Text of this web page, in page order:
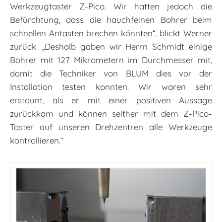
Werkzeugtaster Z-Pico. Wir hatten jedoch die
Befürchtung, dass die hauchfeinen Bohrer beim
schnellen Antasten brechen könnten“, blickt Werner
zurück. „Deshalb gaben wir Herrn Schmidt einige
Bohrer mit 127 Mikrometern im Durchmesser mit,
damit die Techniker von BLUM dies vor der
Installation testen konnten. Wir waren sehr
erstaunt, als er mit einer positiven Aussage
zurückkam und können seither mit dem Z-Pico-
Taster auf unseren Drehzentren alle Werkzeuge
kontrollieren.“